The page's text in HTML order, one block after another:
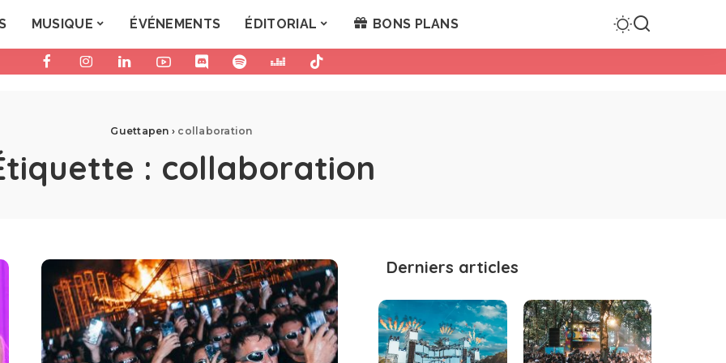
MUSIQUE ÉVÉNEMENTS ÉDITORIAL BONS PLANS
Guettapen › collaboration
: collaboration
Derniers articles